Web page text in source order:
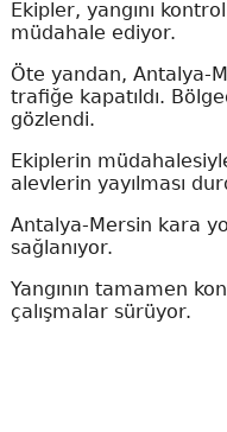
Ekipler, yangını
müdahale ediyor.
Öte yandan, Antalya-
trafiğe kapatıldı.
gözlendi.
Ekiplerin
alevlerin yayılması
Antalya-Mersin kara
sağlanıyor.
Yangının tamamen
çalışmalar sürüyor.